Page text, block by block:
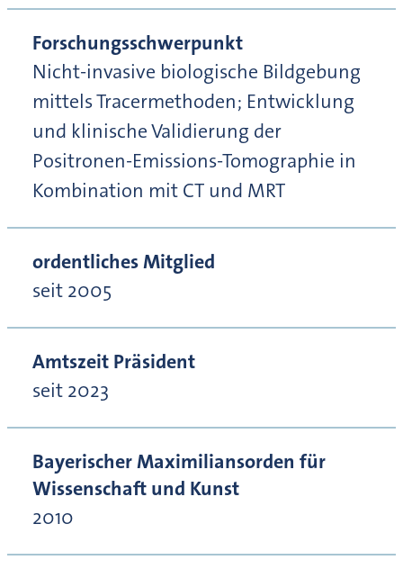
Forschungsschwerpunkt
Nicht-invasive biologische Bildgebung
mittels Tracermethoden; Entwicklung
und klinische Validierung der
Positronen-Emissions-Tomographie in
Kombination mit CT und MRT
ordentliches Mitglied
seit 2005
Amtszeit Präsident
seit 2023
Bayerischer Maximiliansorden für
Wissenschaft und Kunst
2010